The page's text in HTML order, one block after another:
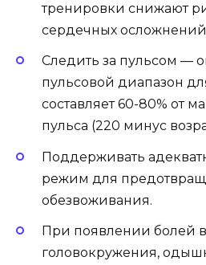
тренировки снижают
сердечных
Следить за пульсом —
пульсовой диапазон
составляет 60-80% от
пульса (220 минус
Поддерживать
режим для
обезвоживания.
При появлении болей
головокружения,